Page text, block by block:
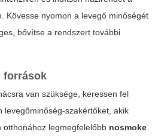
Kövesse nyomon a levegő minőségét
bővítse a rendszert további
források
van szüksége, keressen fel
levegőminőség-szakértőket, akik
legmegfelelőbb nosmoke